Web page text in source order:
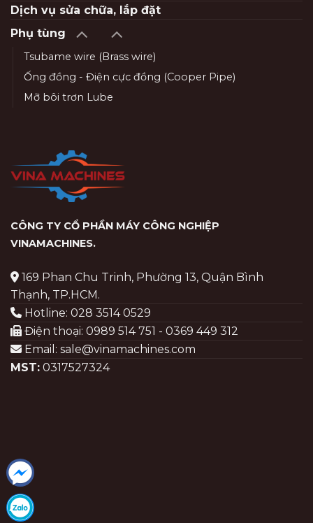
Dịch vụ sửa chữa, lắp đặt
Phụ tùng
Tsubame wire (Brass wire)
Ống đồng - Điện cực đồng (Cooper Pipe)
Mỡ bôi trơn Lube
CÔNG TY CỔ PHẦN MÁY CÔNG NGHIỆP
VINAMACHINES.
169 Phan Chu Trinh, Phường 13, Quận Bình
Thạnh, TP.HCM.
Hotline: 028 3514 0529
Điện thoại: 0989 514 751 - 0369 449 312
Email: sale@vinamachines.com
MST: 0317527324